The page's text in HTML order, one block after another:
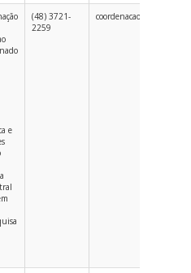
e
(48) 3721-
2259